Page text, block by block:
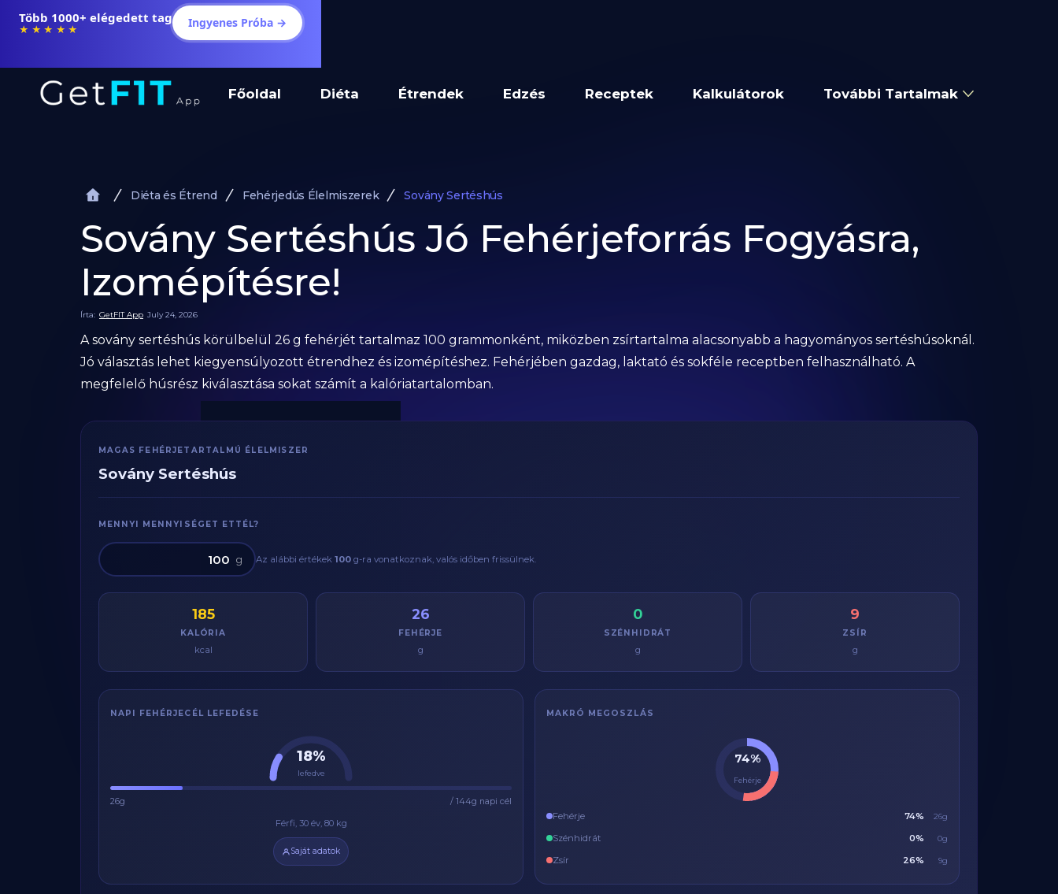
Több 1000+ elégedett tag
★★★★★ Ingyenes Próba →
Főoldal Diéta Étrendek Edzés Receptek Kalkulátorok További Tartalmak
Diéta és Étrend Fehérjedús Élelmiszerek Sovány Sertéshús
Sovány Sertéshús Jó Fehérjeforrás Fogyásra,
Izomépítésre!
Írta: GetFIT App July 24, 2026
A sovány sertéshús körülbelül 26 g fehérjét tartalmaz 100 grammonként, miközben zsírtartalma alacsonyabb a hagyományos sertéshúsoknál.
Jó választás lehet kiegyensúlyozott étrendhez és izomépítéshez. Fehérjében gazdag, laktató és sokféle receptben felhasználható. A
megfelelő húsrész kiválasztása sokat számít a kalóriatartalomban.
MAGAS FEHÉRJETARTALMÚ ÉLELMISZER
Sovány Sertéshús
MENNYI MENNYISÉGET ETTÉL?
g Az alábbi értékek 100 g-ra vonatkoznak, valós időben frissülnek.
185
KALÓRIA
kcal
26
FEHÉRJE
g
0
SZÉNHIDRÁT
g
9
ZSÍR
g
NAPI FEHÉRJECÉL LEFEDÉSE
18%
lefedve
26g
/ 144g napi cél
Férfi, 30 év, 80 kg
Saját adatok
MAKRÓ MEGOSZLÁS
74%
Fehérje
Fehérje 74% 26g
Szénhidrát 0% 0g
Zsír 26% 9g